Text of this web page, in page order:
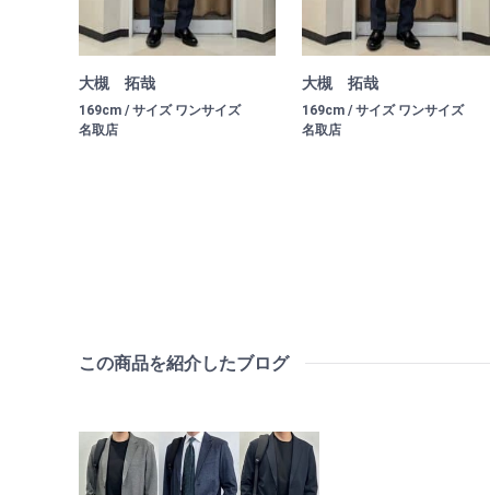
大槻 拓哉
169cm / サイズ ワンサイズ
名取店
大槻 拓哉
169cm / サイズ ワンサイズ
名取店
この商品を紹介したブログ